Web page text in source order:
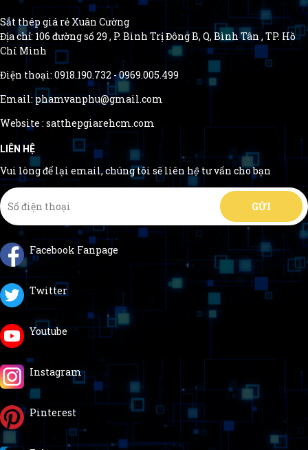
Sắt thép giá rẻ Xuân Cường
Địa chỉ: 106 đường số 29 , P. Bình Trị Đông B, Q, Bình Tân , TP. Hồ
Chí Minh
Điện thoại: 0918.190.732 - 0969.005.499
Email: phamvanphu@gmail.com
Website : satthepgiarehcm.com
LIÊN HỆ
Vui lòng để lại email, chúng tôi sẽ liên hệ tư vấn cho bạn
Facebook Fanpage
Twitter
Youtube
Instagram
Pinterest